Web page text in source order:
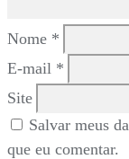
Nome *
E-mail *
Site
Salvar meus
que eu comentar.